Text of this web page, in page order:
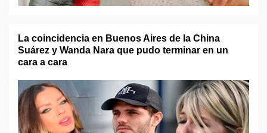
La coincidencia en Buenos Aires de la China
Suárez y Wanda Nara que pudo terminar en un
cara a cara